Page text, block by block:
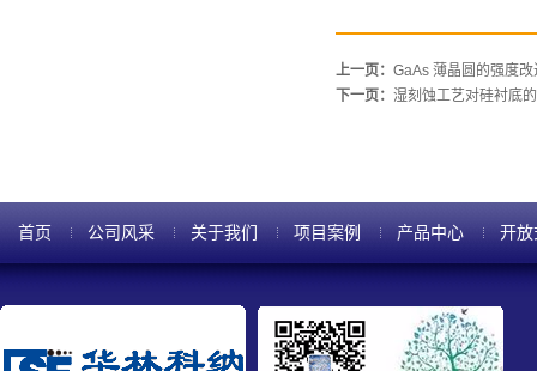
上一页： GaAs 薄晶圆的强度改
下一页： 湿刻蚀工艺对硅衬底
首页 公司风采 关于我们 项目案例 产品中心 开放